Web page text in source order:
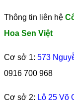
Thông tin liên hệ
Hoa Sen Việt
Cơ sở 1: 573
0916 700 968
Cơ sở 2: Lô 25 Võ